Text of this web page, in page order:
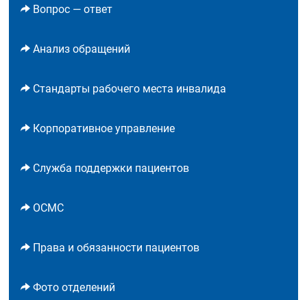
Вопрос — ответ
Анализ обращений
Стандарты рабочего места инвалида
Корпоративное управление
Служба поддержки пациентов
ОСМС
Права и обязанности пациентов
Фото отделений